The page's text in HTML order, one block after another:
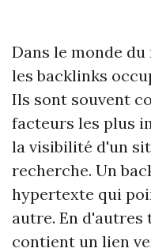
Dans le monde
les backlinks
Ils sont souvent
facteurs les plus
la visibilité d'un
recherche. Un
hypertexte qui
autre. En d'autres
contient un lien